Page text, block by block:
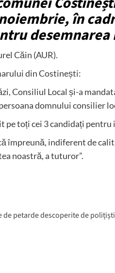
în
Căin (AUR).
din Costinești:
Consiliul Local și-a
domnului consilier
toți cei 3 candidați pentru
împreună, indiferent de
noastră, a tuturor”.
de petarde descoperite de